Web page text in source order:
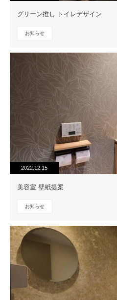
グリーン推し トイレデザイン
お知らせ
2022.12.15
美容室 壁紙提案
お知らせ